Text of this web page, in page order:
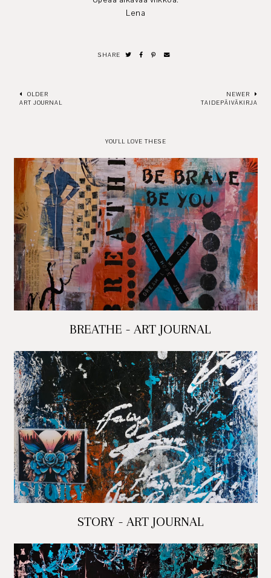
Lena
SHARE
OLDER
ART JOURNAL
NEWER
TAIDEPÄIVÄKIRJA
YOU'LL LOVE THESE
BREATHE - ART JOURNAL
STORY - ART JOURNAL